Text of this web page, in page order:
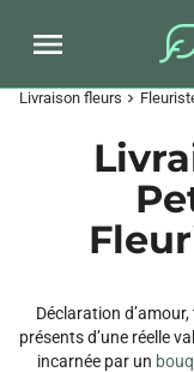
Livraison fleurs chevron_right
Déclaration
présents d’une réelle
incarnée par un